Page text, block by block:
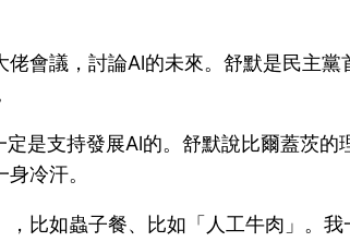
會議，討論Al的未來。舒默是民主
是支持發展Al的。舒默說比爾蓋茨的
冷汗。
比如蟲子餐、比如「人工牛肉」。